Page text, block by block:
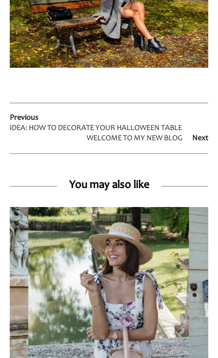
Previous
IDEA: HOW TO DECORATE YOUR HALLOWEEN TABLE
Next
WELCOME TO MY NEW BLOG
You may also like